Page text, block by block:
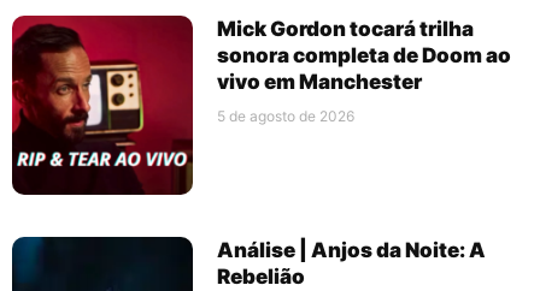
Mick Gordon tocará trilha
sonora completa de Doom ao
vivo em Manchester
5 de agosto de 2026
Análise | Anjos da Noite: A
Rebelião